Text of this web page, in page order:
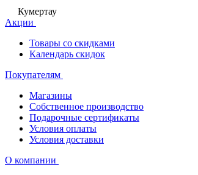
Кумертау
Акции
Товары со скидками
Календарь скидок
Покупателям
Магазины
Собственное производство
Подарочные сертификаты
Условия оплаты
Условия доставки
О компании